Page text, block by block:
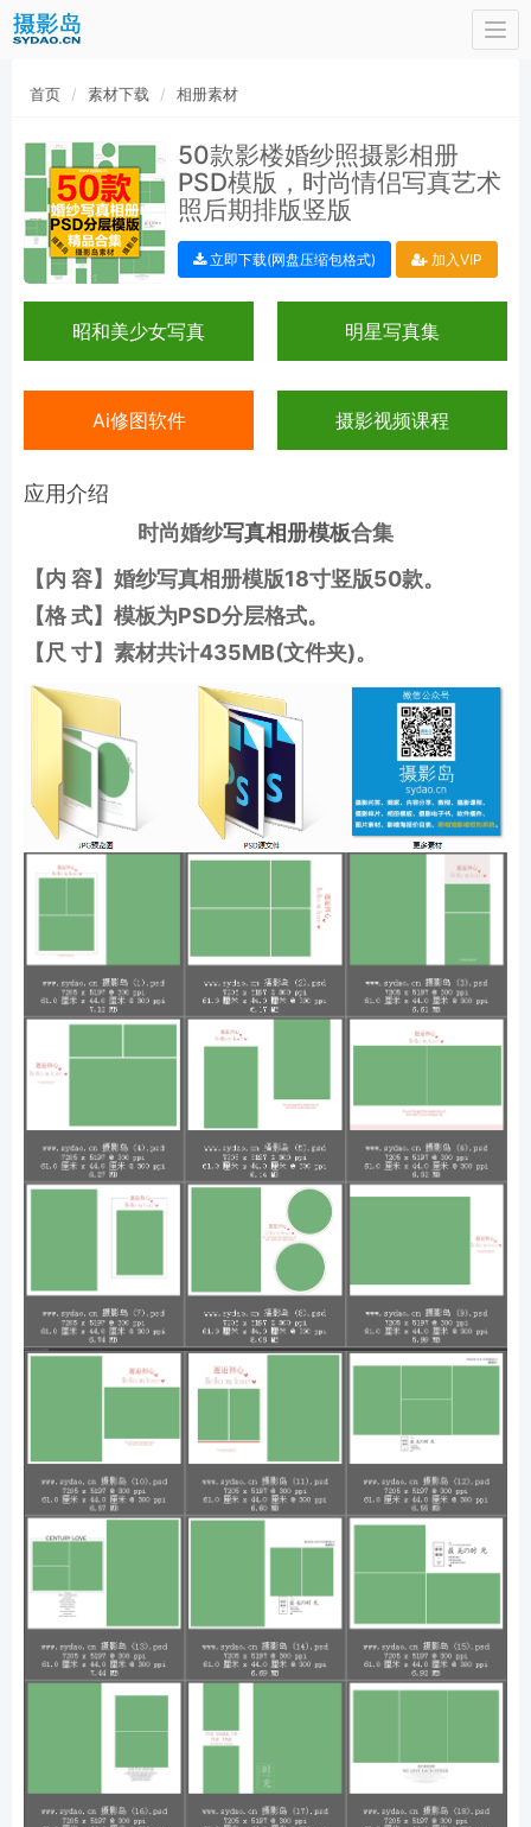
首页 素材下载 相册素材
50款影楼婚纱照摄影相册
PSD模版，时尚情侣写真艺术
照后期排版竖版
立即下载(网盘压缩包格式) 加入VIP
昭和美少女写真 明星写真集
Ai修图软件 摄影视频课程
应用介绍
时尚婚纱写真相册模板合集
【内 容】婚纱写真相册模版18寸竖版50款。
【格 式】模板为PSD分层格式。
【尺 寸】素材共计435MB(文件夹)。